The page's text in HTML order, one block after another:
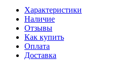
Характеристики
Наличие
Отзывы
Как купить
Оплата
Доставка